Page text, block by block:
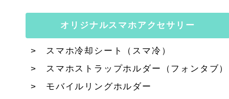
オリジナルスマホアクセサリー
スマホ冷却シート（スマ冷）
スマホストラップホルダー（フォンタブ）
モバイルリングホルダー